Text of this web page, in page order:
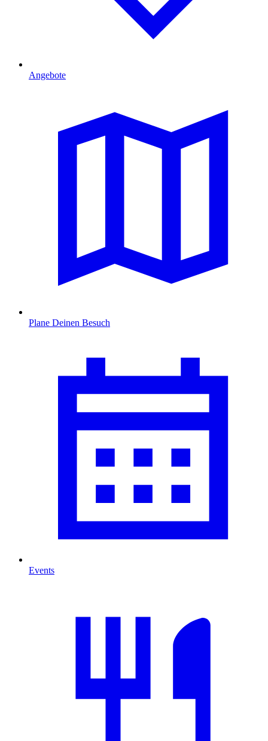
Angebote
Plane Deinen Besuch
Events